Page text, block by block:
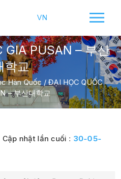
VN
PUSAN – 부산
학교
Hàn Quốc /ĐẠI HỌC QUỐC
– 부산대학교
| Cập nhật lần cuối : 30-05-